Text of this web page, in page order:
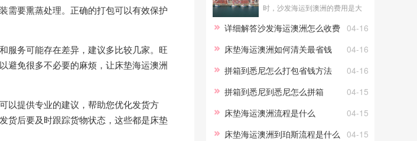
需要熏蒸处理。正确的打包可以有效保护
服务可能存在差异，建议多比较几家。旺
避免很多不必要的麻烦，让床垫海运澳洲
以提供专业的建议，帮助您优化发货方
货后要及时跟踪货物状态，这些都是床垫
时，沙发海运到澳洲的费用是大
发海运澳洲怎么收费的具体情
况，可以帮助您更好地预算物流
柜
04-16
详细解答沙发海运澳洲怎么收费
04-16
床垫海运澳洲如何清关最省钱
04-16
拼箱到悉尼怎么打包省钱方法
04-15
拼箱到悉尼到悉尼怎么拼箱
04-15
床垫海运澳洲流程是什么
04-15
床垫海运澳洲到珀斯流程是什么